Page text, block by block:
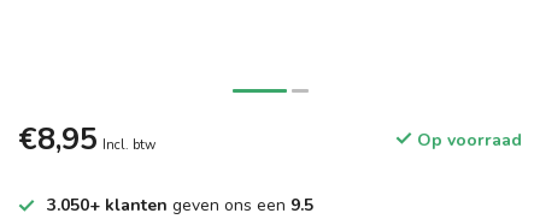
€8,95 Incl. btw Op voorraad
3.050+ klanten geven ons een 9.5